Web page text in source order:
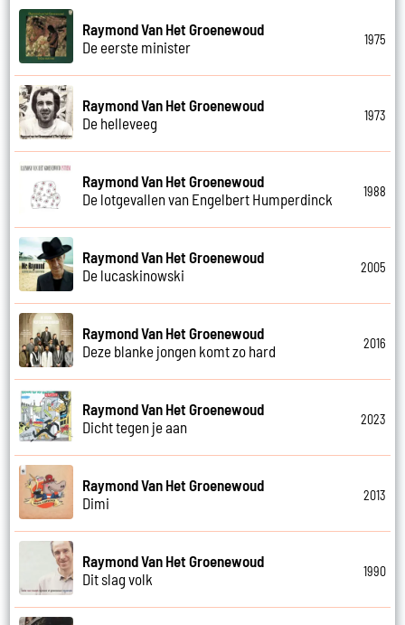
Raymond Van Het Groenewoud
De eerste minister
1975
Raymond Van Het Groenewoud
De helleveeg
1973
Raymond Van Het Groenewoud
De lotgevallen van Engelbert Humperdinck
1988
Raymond Van Het Groenewoud
De lucaskinowski
2005
Raymond Van Het Groenewoud
Deze blanke jongen komt zo hard
2016
Raymond Van Het Groenewoud
Dicht tegen je aan
2023
Raymond Van Het Groenewoud
Dimi
2013
Raymond Van Het Groenewoud
Dit slag volk
1990